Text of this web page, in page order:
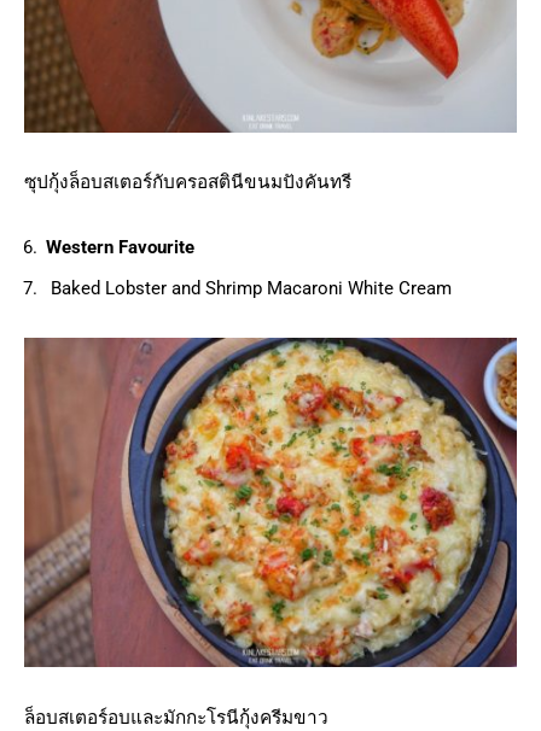
ซุปกุ้งล็อบสเตอร์กับครอสตินีขนมปังคันทรี
Western Favourite
Baked Lobster and Shrimp Macaroni White Cream
ล็อบสเตอร์อบและมักกะโรนีกุ้งครีมขาว